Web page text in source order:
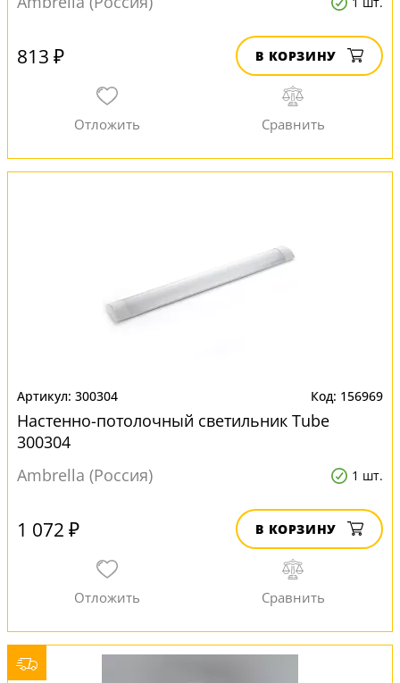
813 ₽ В КОРЗИНУ
300304 156969
Настенно-потолочный светильник Тube
300304
Ambrella (Россия)
1 шт.
1 072 ₽ В КОРЗИНУ